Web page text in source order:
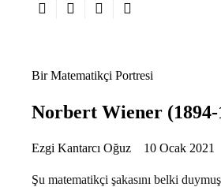
Bir Matematikçi Portresi
Norbert Wiener (1894-
Ezgi Kantarcı Oğuz 10 Ocak 2021
Şu matematikçi şakasını belki